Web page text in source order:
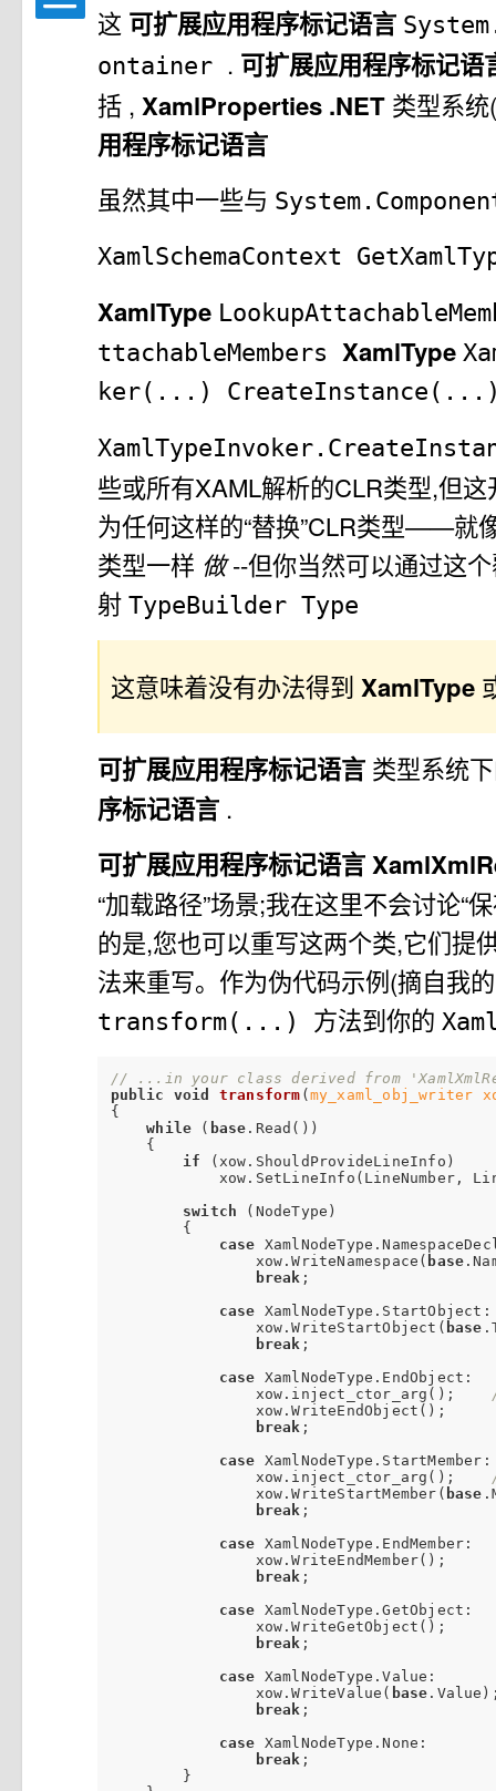
这 可扩展应用程序标记语言
ontainer . 可扩展应用程序标记
括 , XamlProperties .NET 类型系统
用程序标记语言
虽然其中一些与
XamlSchemaContext
XamlType
ttachableMembers XamlType
ker(...)
些或所有XAML解析的CLR类型,但
为任何这样的“替换”CLR类型——就
类型一样 做--但你当然可以通过这
射 TypeBuilder Type
这意味着没有办法得到 XamlType
可扩展应用程序标记语言 类型系统
序标记语言 .
可扩展应用程序标记语言
“加载路径”场景;我在这里不会讨论“
的是,您也可以重写这两个类,它们提
法来重写。作为伪代码示例(摘自我
transform(...) 方法到你的
// ...in your class derived from
public
void transform (my_xaml_obj_writer
{
while ( base .Read())
    {
if (xow.ShouldProvideLineInfo)
xow.SetLineInfo(LineNumber,
switch (NodeType)
        {
case
                xow.WriteNamespace(
base
break ;
case XamlNodeType.StartObject:
                xow.WriteStartObject(
base
break ;
case XamlNodeType.EndObject:
                xow.inject_ctor_arg();
                xow.WriteEndObject();
break ;
case XamlNodeType.StartMember:
                xow.inject_ctor_arg();
                xow.WriteStartMember(
base
break ;
case XamlNodeType.EndMember:
                xow.WriteEndMember();
break ;
case XamlNodeType.GetObject:
                xow.WriteGetObject();
break ;
case XamlNodeType.Value:
                xow.WriteValue(
base
break ;
case XamlNodeType.None:
break ;
        }